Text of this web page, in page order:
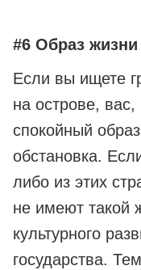
#6 Образ жизни
Если вы ищете
на острове,
спокойный
обстановка.
либо из этих
не имеют такой
культурного
государства.